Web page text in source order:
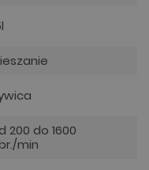
200 do 1600
min